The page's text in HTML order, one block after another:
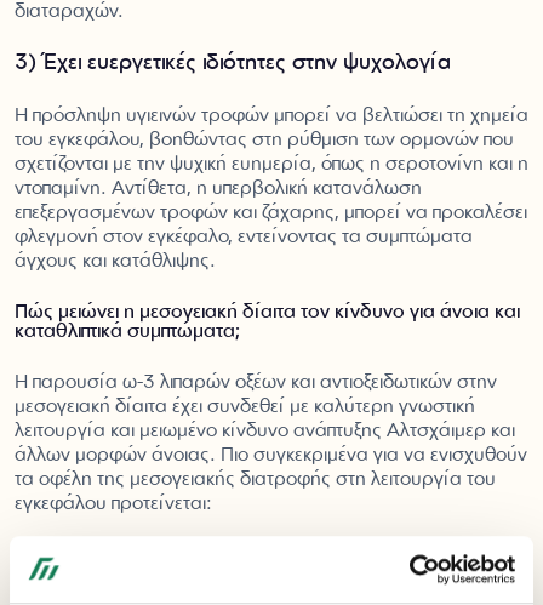
διαταραχών.
3) Έχει ευεργετικές ιδιότητες στην ψυχολογία
Η πρόσληψη υγιεινών τροφών μπορεί να βελτιώσει τη χημεία
του εγκεφάλου, βοηθώντας στη ρύθμιση των ορμονών που
σχετίζονται με την ψυχική ευημερία, όπως η σεροτονίνη και η
ντοπαμίνη. Αντίθετα, η υπερβολική κατανάλωση
επεξεργασμένων τροφών και ζάχαρης, μπορεί να προκαλέσει
φλεγμονή στον εγκέφαλο, εντείνοντας τα συμπτώματα
άγχους και κατάθλιψης.
Πώς μειώνει η μεσογειακή δίαιτα τον κίνδυνο για άνοια και
καταθλιπτικά συμπτώματα;
Η παρουσία ω-3 λιπαρών οξέων και αντιοξειδωτικών στην
μεσογειακή δίαιτα έχει συνδεθεί με καλύτερη γνωστική
λειτουργία και μειωμένο κίνδυνο ανάπτυξης Αλτσχάιμερ και
άλλων μορφών άνοιας. Πιο συγκεκριμένα για να ενισχυθούν
τα οφέλη της μεσογειακής διατροφής στη λειτουργία του
εγκεφάλου προτείνεται:
Αύξηση πρόσληψης ωμέγα-3 λιπαρών οξέων (π.χ.